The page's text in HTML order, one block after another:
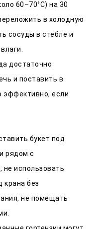
60–70°C) на 30
в холодную
сосуды в стебле и
достаточно
и поставить в
эффективно, если
букет под
рядом с
использовать
крана без
не помещать